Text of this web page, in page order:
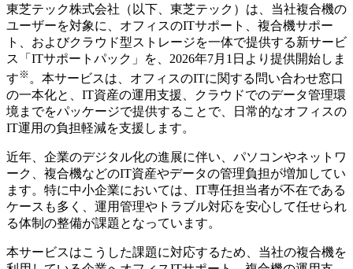
東芝テック株式会社（以下、東芝テック）は、当社複合機の
ユーザーを対象に、オフィスのITサポート、複合機サポー
ト、およびクラウド型ストレージを一体で提供する新サービ
ス「 ITサポートパック」を、 2026年7月 1 日より提供開始しま
す ※ 。本サービスは、オフィスのITに関する問い合わせ窓口
の一本化と、 IT資産の運用支援、クラウドでのデータ管理環
境までをパッケージで提供することで、日常的なオフィスの
IT運用の負担軽減を支援します。
近年、企業のデジタル化の進展に伴い、パソコンやネットワ
ーク、複合機などのIT資産やデータの管理負担が増加してい
ます。特に中小企業においては、 IT専任担当者が不在である
ケースも多く、運用管理やトラブル対応を安心して任せられ
る体制の整備が課題となっています。
本サービスはこうした課題に対応するため、当社の複合機を